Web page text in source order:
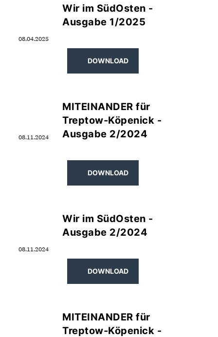
08.04.2025
Wir im SüdOsten -
Ausgabe 1/2025
DOWNLOAD
08.11.2024
MITEINANDER für
Treptow-Köpenick -
Ausgabe 2/2024
DOWNLOAD
08.11.2024
Wir im SüdOsten -
Ausgabe 2/2024
DOWNLOAD
MITEINANDER für
Treptow-Köpenick -